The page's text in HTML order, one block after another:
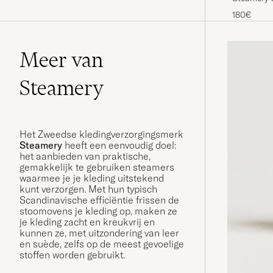
180€
Meer van
Steamery
Het Zweedse kledingverzorgingsmerk
Steamery heeft een eenvoudig doel:
het aanbieden van praktische,
gemakkelijk te gebruiken steamers
waarmee je je kleding uitstekend
kunt verzorgen. Met hun typisch
Scandinavische efficiëntie frissen de
stoomovens je kleding op, maken ze
je kleding zacht en kreukvrij en
kunnen ze, met uitzondering van leer
en suède, zelfs op de meest gevoelige
stoffen worden gebruikt.